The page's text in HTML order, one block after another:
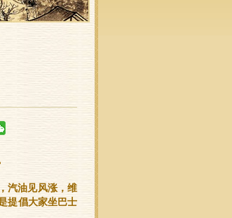
汽油见风涨，维
提倡大家坐巴士